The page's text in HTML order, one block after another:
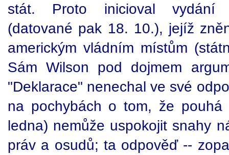
stát. Proto inicioval vydání
(datované pak 18. 10.), jejíž
americkým vládním místům
Sám Wilson pod dojmem
"Deklarace" nenechal ve své
na pochybách o tom, že
ledna) nemůže uspokojit snahy
práv a osudů; ta odpověď --